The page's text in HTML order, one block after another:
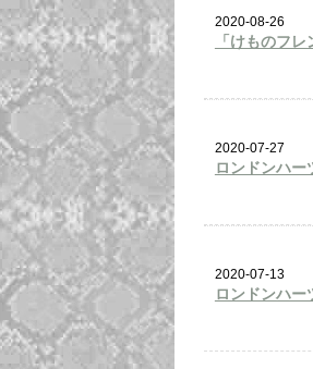
2020-08-26
「けものフ
2020-07-27
ロンドンハー
2020-07-13
ロンドンハー